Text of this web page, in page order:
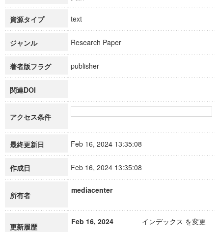
資源タイプ text
ジャンル Research Paper
著者版フラグ publisher
関連DOI
アクセス条件
最終更新日 Feb 16, 2024 13:35:08
作成日 Feb 16, 2024 13:35:08
所有者
mediacenter
更新履歴
Feb 16, 2024 インデックス を変更